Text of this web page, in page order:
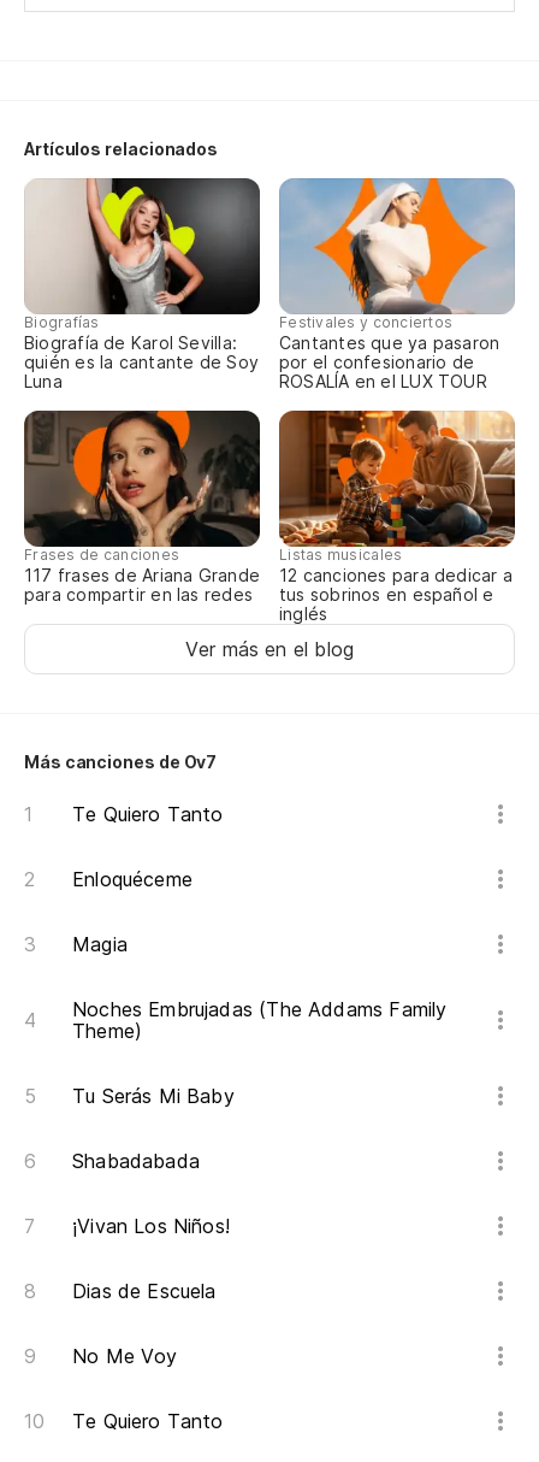
Artículos relacionados
Biografías
Biografía de Karol Sevilla:
quién es la cantante de Soy
Luna
Festivales y conciertos
Cantantes que ya pasaron
por el confesionario de
ROSALÍA en el LUX TOUR
Frases de canciones
117 frases de Ariana Grande
para compartir en las redes
Listas musicales
12 canciones para dedicar a
tus sobrinos en español e
inglés
Ver más en el blog
Más canciones de Ov7
Te Quiero Tanto
Enloquéceme
Magia
Noches Embrujadas (The Addams Family
Theme)
Tu Serás Mi Baby
Shabadabada
¡Vivan Los Niños!
Dias de Escuela
No Me Voy
Te Quiero Tanto